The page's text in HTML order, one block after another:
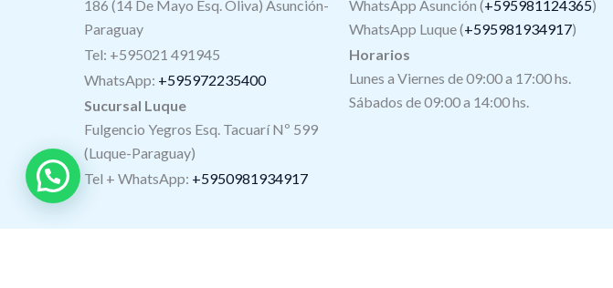
186 (14 De Mayo Esq. Oliva) Asunción-
Paraguay
Tel: +595021 491945
WhatsApp: +595972235400
Sucursal Luque
Fulgencio Yegros Esq. Tacuarí Nº 599
(Luque-Paraguay)
Tel + WhatsApp: +5950981934917
WhatsApp Asunción (+595981124365)
WhatsApp Luque (+595981934917)
Horarios
Lunes a Viernes de 09:00 a 17:00 hs.
Sábados de 09:00 a 14:00 hs.